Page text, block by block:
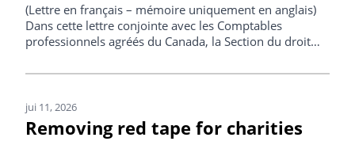
(Lettre en français – mémoire uniquement en anglais)
Dans cette lettre conjointe avec les Comptables
professionnels agréés du Canada, la Section du droit
mise en œuvre des nouvelles règles prévues par la Loi
gouvernement confirme qu'un allègement pratique
sera offert aux déclarants qui font des efforts de bonne
foi pour se conformer.
jui 11, 2026
Removing red tape for charities